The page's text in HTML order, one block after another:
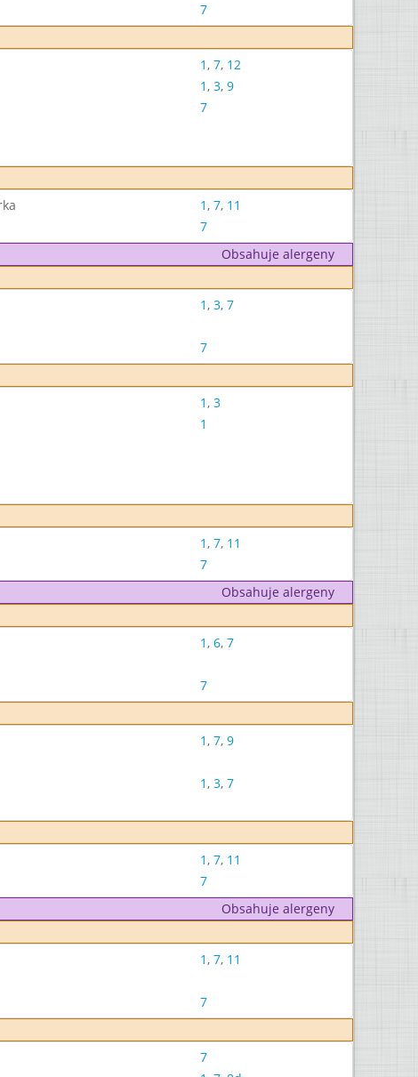
7
1, 7, 12
1, 3, 9
7
1, 7, 11
7
Obsahuje alergeny
1, 3, 7
7
1, 3
1
1, 7, 11
7
Obsahuje alergeny
1, 6, 7
7
1, 7, 9
1, 3, 7
1, 7, 11
7
Obsahuje alergeny
1, 7, 11
7
7